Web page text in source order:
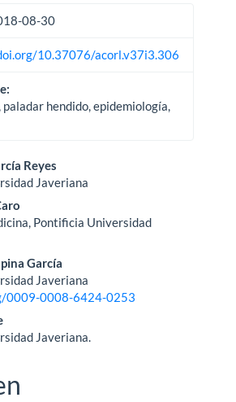
08-30
10.37076/acorl.v37i3.306
paladar hendido, epidemiología,
Reyes
Javeriana
Pontificia Universidad
García
Javeriana
0009-0008-6424-0253
Javeriana.